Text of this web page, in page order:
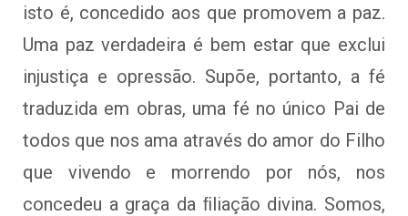
isto é, concedido aos que promovem a paz.
Uma paz verdadeira é bem estar que exclui
injustiça e opressão. Supõe, portanto, a fé
traduzida em obras, uma fé no único Pai de
todos que nos ama através do amor do Filho
que vivendo e morrendo por nós, nos
concedeu a graça da ﬁliação divina. Somos,